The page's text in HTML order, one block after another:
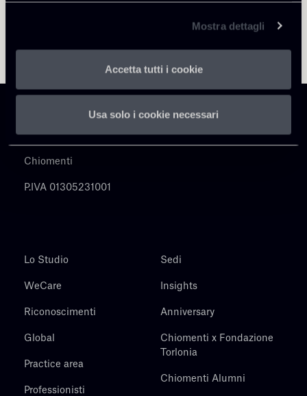
Mostra dettagli
Accetta tutti i cookie
Usa solo i cookie necessari
Chiomenti
P.IVA 01305231001
Lo Studio
WeCare
Riconoscimenti
Global
Practice area
Professionisti
Sedi
Insights
Anniversary
Chiomenti x Fondazione
Torlonia
Chiomenti Alumni